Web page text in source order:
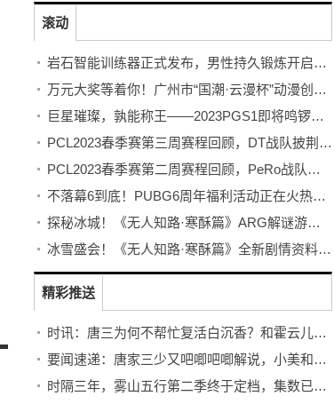
滚动
岩石智能训练器正式发布，男性持久锻炼开启智能浪潮
万元大奖等着你！广州市“国潮·云漫杯”动漫创作大赛开赛！
巨星璀璨，孰能称王——2023PGS1即将鸣锣开赛！
PCL2023春季赛第三周赛程回顾，DT战队披荆斩棘登顶周冠
PCL2023春季赛第二周赛程回顾，PeRo战队绝地反击夺桂冠
不落幕6到底！PUBG6周年福利活动正在火热开启！
探秘冰城！《无人知路·寒酥篇》ARG解谜游戏！打破次元的更多可能！
冰雪盛会！《无人知路·寒酥篇》全新剧情资料片发布！ARG解谜游戏
精彩推送
时讯：唐三为何不帮忙复活白沉香？和霍云儿相比，白沉香没有复活价值啊
要闻速递：唐家三少又吧唧吧唧解说，小美和唐三入住总统套房，不做点什么吗
时隔三年，雾山五行第二季终于定档，集数已定，导演用意很明显|世界消息